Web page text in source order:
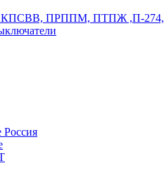
КПСВВ, ПРППМ, ПТПЖ ,П-